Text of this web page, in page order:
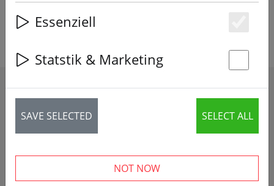
Sök produkter
Filters
Sort by
Price
Essenziell
Statstik & Marketing
SAVE SELECTED SELECT ALL
NOT NOW